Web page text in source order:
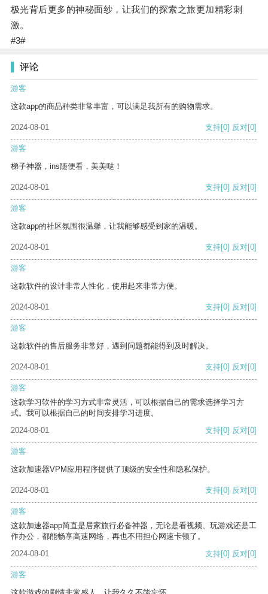
极光背后更多的神秘面纱，让我们的探索之旅更加精彩刺
激。
#3#
评论
游客
这款app的商品种类非常丰富，可以满足我所有的购物需求。
2024-08-01 支持[0] 反对[0]
游客
梯子神器，ins随便看，美美哒！
2024-08-01 支持[0] 反对[0]
游客
这款app的社区氛围很温馨，让我能够感受到家的温暖。
2024-08-01 支持[0] 反对[0]
游客
这款软件的设计非常人性化，使用起来非常方便。
2024-08-01 支持[0] 反对[0]
游客
这款软件的售后服务非常好，遇到问题都能得到及时解决。
2024-08-01 支持[0] 反对[0]
游客
这款学习软件的学习方式非常灵活，可以根据自己的需求选择学习方
式。我可以根据自己的时间安排学习进度。
2024-08-01
支持[0] 反对[0]
游客
这款加速器VPM应用程序提供了顶级的安全性和隐私保护。
2024-08-01 支持[0] 反对[0]
游客
这款加速器app简直是居家旅行必备神器，无论是看视频、玩游戏还是工
作办公，都能畅享高速网络，再也不用担心网速卡顿了。
2024-08-01
支持[0] 反对[0]
游客